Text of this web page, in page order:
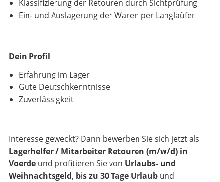
Klassifizierung der Retouren durch Sichtprüfung
Ein- und Auslagerung der Waren per Langlaüfer
Dein Profil
Erfahrung im Lager
Gute Deutschkenntnisse
Zuverlässigkeit
Interesse geweckt? Dann bewerben Sie sich jetzt als
Lagerhelfer / Mitarbeiter Retouren (m/w/d) in
Voerde und profitieren Sie von Urlaubs- und
Weihnachtsgeld, bis zu 30 Tage Urlaub und